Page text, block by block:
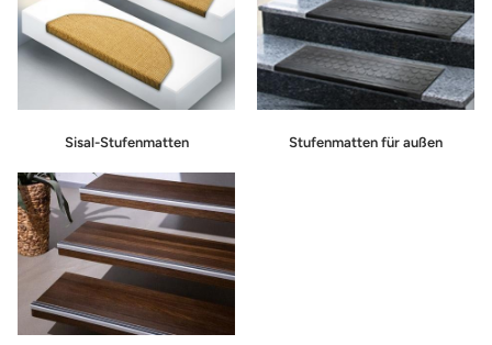
Sisal-Stufenmatten Stufenmatten für außen